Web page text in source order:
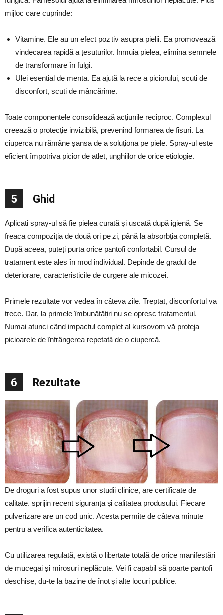
mijloc care cuprinde:
Vitamine. Ele au un efect pozitiv asupra pielii. Ea promovează
vindecarea rapidă a țesuturilor. Inmuia pielea, elimina semnele
de transformare în fulgi.
Ulei esential de menta. Ea ajută la rece a piciorului, scuti de
disconfort, scuti de mâncărime.
Toate componentele consolidează acțiunile reciproc. Complexul
creează o protecție invizibilă, prevenind formarea de fisuri. La
ciuperca nu rămâne șansa de a soluționa pe piele. Spray-ul este
eficient împotriva picior de atlet, unghiilor de orice etiologie.
5 Ghid
Aplicati spray-ul să fie pielea curată și uscată după igienă. Se
freaca compoziția de două ori pe zi, până la absorbția completă.
După aceea, puteți purta orice pantofi confortabil. Cursul de
tratament este ales în mod individual. Depinde de gradul de
deteriorare, caracteristicile de curgere ale micozei.
Primele rezultate vor vedea în câteva zile. Treptat, disconfortul va
trece. Dar, la primele îmbunătățiri nu se opresc tratamentul.
Numai atunci când impactul complet al kursovom vă proteja
picioarele de înfrângerea repetată de o ciupercă.
6 Rezultate
De droguri a fost supus unor studii clinice, are certificate de
calitate. sprijin recent siguranța și calitatea produsului. Fiecare
pulverizare are un cod unic. Acesta permite de câteva minute
pentru a verifica autenticitatea.
Cu utilizarea regulată, există o libertate totală de orice manifestări
de mucegai și mirosuri neplăcute. Vei fi capabil să poarte pantofi
deschise, du-te la bazine de înot și alte locuri publice.